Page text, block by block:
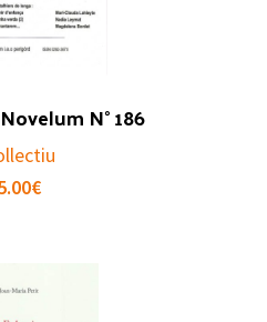
N° 186
€